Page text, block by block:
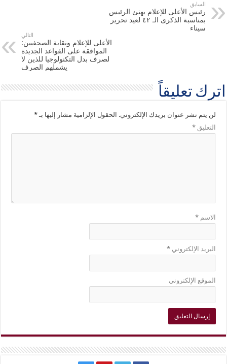
السابق
رئيس الأعلى للإعلام يهنئ الرئيس
بمناسبة الذكرى الـ ٤٢ لعيد تحرير
سيناء
التالي
الأعلى للإعلام ونقابة الصحفيين:
الموافقة على القواعد الجديدة
لصرف بدل التكنولوجيا للذين لا
يشملهم الصرف
اترك تعليقاً
لن يتم نشر عنوان بريدك الإلكتروني. الحقول الإلزامية مشار إليها بـ*
التعليق*
الاسم*
البريد الإلكتروني*
الموقع الإلكتروني